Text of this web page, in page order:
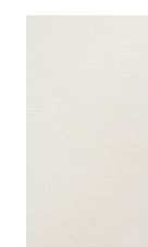
サ
お買い上げ金
東北・関東
九州・北海道
沖縄・離島